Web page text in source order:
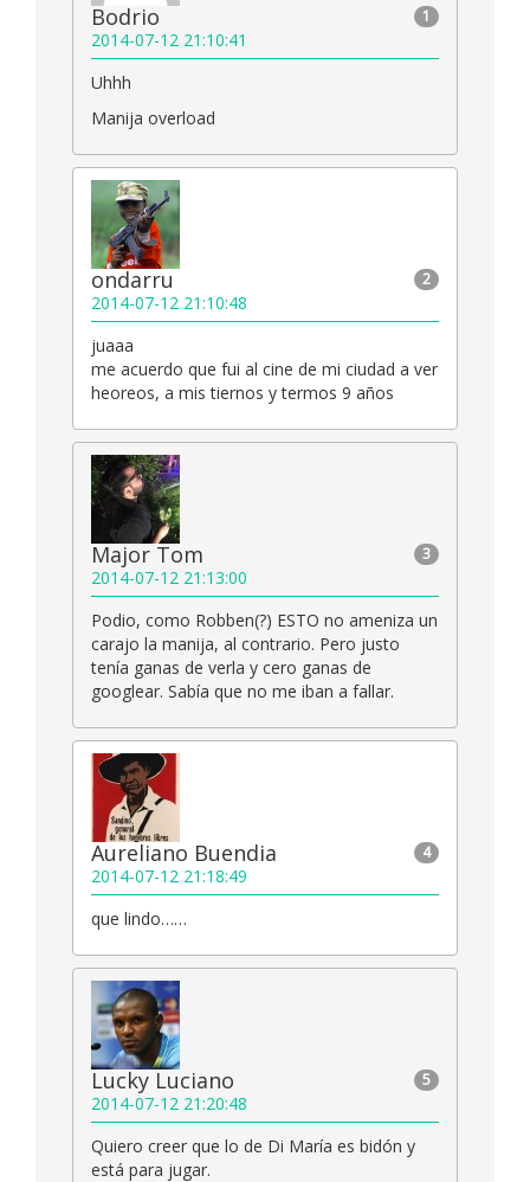
1
Bodrio
2014-07-12 21:10:41
Uhhh
Manija overload
2
ondarru
2014-07-12 21:10:48
juaaa
me acuerdo que fui al cine de mi ciudad a ver
heoreos, a mis tiernos y termos 9 años
3
Major Tom
2014-07-12 21:13:00
Podio, como Robben(?) ESTO no ameniza un
carajo la manija, al contrario. Pero justo
tenía ganas de verla y cero ganas de
googlear. Sabía que no me iban a fallar.
4
Aureliano Buendia
2014-07-12 21:18:49
que lindo……
5
Lucky Luciano
2014-07-12 21:20:48
Quiero creer que lo de Di María es bidón y
está para jugar.